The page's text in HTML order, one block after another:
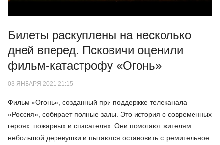
Билеты раскуплены на несколько
дней вперед. Псковичи оценили
фильм-катастрофу «Огонь»
03 ЯНВАРЯ 2021 21:15
Фильм «Огонь», созданный при поддержке телеканала
«Россия», собирает полные залы. Это история о современных
героях: пожарных и спасателях. Они помогают жителям
небольшой деревушки и пытаются остановить стремительное